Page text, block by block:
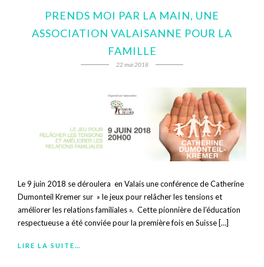
PRENDS MOI PAR LA MAIN, UNE
ASSOCIATION VALAISANNE POUR LA
FAMILLE
22 mai 2018
Le 9 juin 2018 se déroulera en Valais une conférence de Catherine
Dumonteil Kremer sur » le jeux pour relâcher les tensions et
améliorer les relations familiales ». Cette pionnière de l’éducation
respectueuse a été conviée pour la première fois en Suisse […]
LIRE LA SUITE…